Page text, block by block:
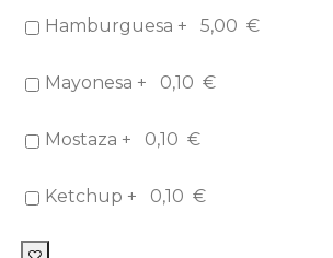
Hamburguesa + 5,00 €
Mayonesa + 0,10 €
Mostaza + 0,10 €
Ketchup + 0,10 €